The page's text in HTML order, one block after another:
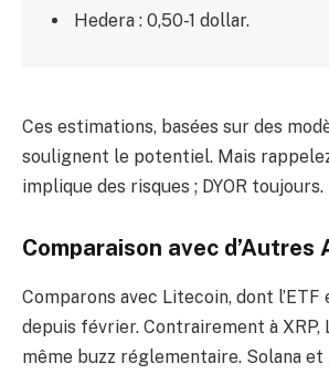
Hedera : 0,50-1 dollar.
Ces estimations, basées sur des
soulignent le potentiel. Mais
implique des risques ; DYOR toujours.
Comparaison avec d’Autres
Comparons avec Litecoin, dont
depuis février. Contrairement à XRP,
même buzz réglementaire. Solana